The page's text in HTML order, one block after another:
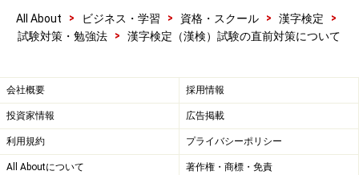
【関連記事】
漢字検定の級とレベルについて
※記事内容は執筆時点のものです。最新の内容をご確認くださ
い。
All About > ビジネス・学習 > 資格・スクール > 漢字検定
>
試験対策・勉強法
> 漢字検定（漢検）試験の直前対策について
会社概要 採用情報
投資家情報 広告掲載
利用規約 プライバシーポリシー
All Aboutについて 著作権・商標・免責